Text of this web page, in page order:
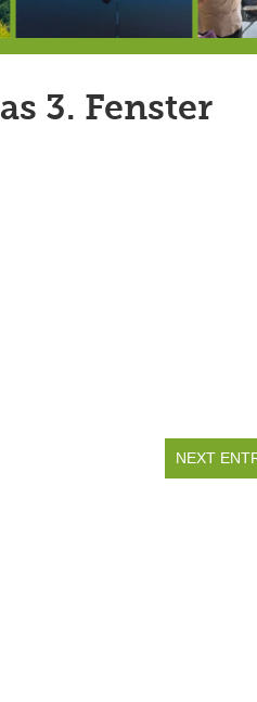
3. Fenster
NEXT